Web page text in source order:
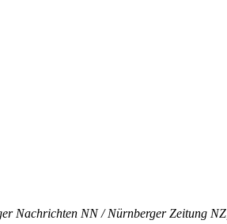
Nachrichten NN / Nürnberger Zeitung NZ,